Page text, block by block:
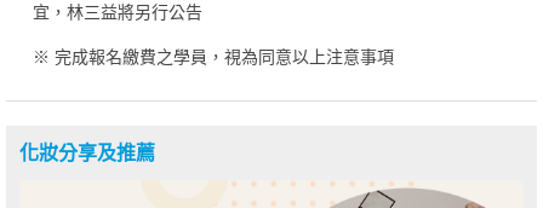
宜，林三益將另行公告
※ 完成報名繳費之學員，視為同意以上注意事項
化妝分享及推薦